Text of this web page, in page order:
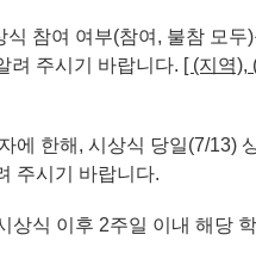
참여 여부(참여, 불참 모두)
려 주시기 바랍니다. [ (지역),
한해, 시상식 당일(7/13)
주시기 바랍니다.
식 이후 2주일 이내 해당